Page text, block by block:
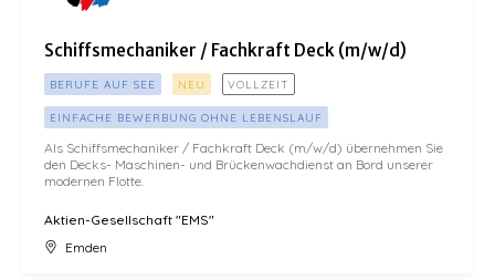
Schiffsmechaniker / Fachkraft Deck (m/w/d)
BERUFE AUF SEE NEU VOLLZEIT
EINFACHE BEWERBUNG OHNE LEBENSLAUF
Als Schiffsmechaniker / Fachkraft Deck (m/w/d) übernehmen Sie
den Decks- Maschinen- und Brückenwachdienst an Bord unserer
modernen Flotte.
Aktien-Gesellschaft "EMS"
Emden